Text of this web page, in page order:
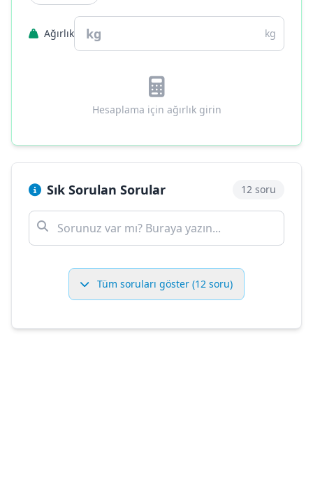
Ağırlık kg
Hesaplama için ağırlık girin
Sık Sorulan Sorular 12 soru
Tüm soruları göster (12 soru)